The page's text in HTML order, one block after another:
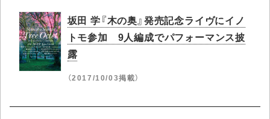
坂田 学『木の奥』発売記念ライヴにイノ
トモ参加 9人編成でパフォーマンス披
露
（2017/10/03掲載）